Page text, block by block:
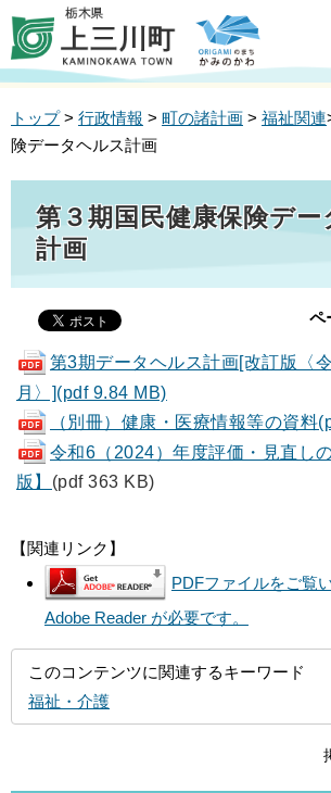
トップ> 行政情報 > 町の諸計画 > 福祉関連
険データヘルス計画
第３期国民健康保険デー
計画
ペ
第3期データヘルス計画[改訂版〈
月〉](pdf 9.84 MB)
（別冊）健康・医療情報等の資料
令和6（2024）年度評価・見直し
版】 (pdf 363 KB)
【関連リンク】
PDFファイルをご覧
Adobe Reader が必要です。
このコンテンツに関連するキーワード
福祉・介護